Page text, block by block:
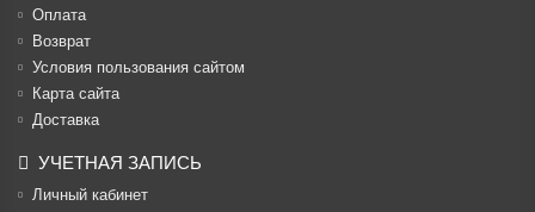
Оплата
Возврат
Условия пользования сайтом
Карта сайта
Доставка
УЧЕТНАЯ ЗАПИСЬ
Личный кабинет